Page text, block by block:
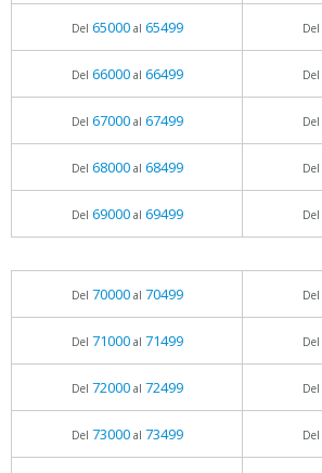
Del 65000al 65499 Del
Del 66000al 66499 Del
Del 67000al 67499 Del
Del 68000al 68499 Del
Del 69000al 69499 Del
Del 70000al 70499 Del
Del 71000al 71499 Del
Del 72000al 72499 Del
Del 73000al 73499 Del